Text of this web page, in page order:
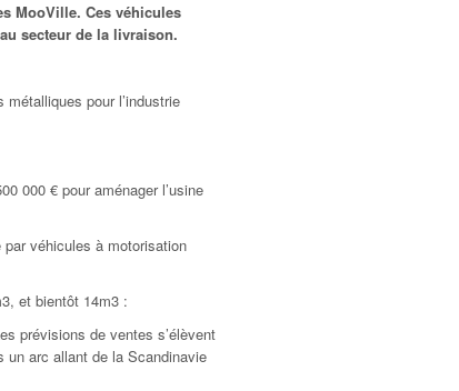
MooVille. Ces véhicules
secteur de la livraison.
pour l’industrie
000 € pour aménager l’usine
véhicules à motorisation
et bientôt 14m3 :
prévisions de ventes s’élèvent
un arc allant de la Scandinavie